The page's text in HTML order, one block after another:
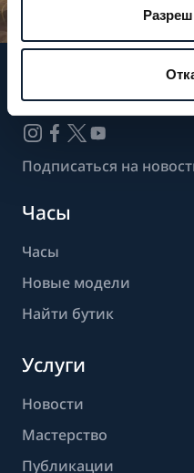
Следите за
Подписаться на
Часы
Часы
Новые модели
Найти бутик
Услуги
Новости
Мастерство
Публикации